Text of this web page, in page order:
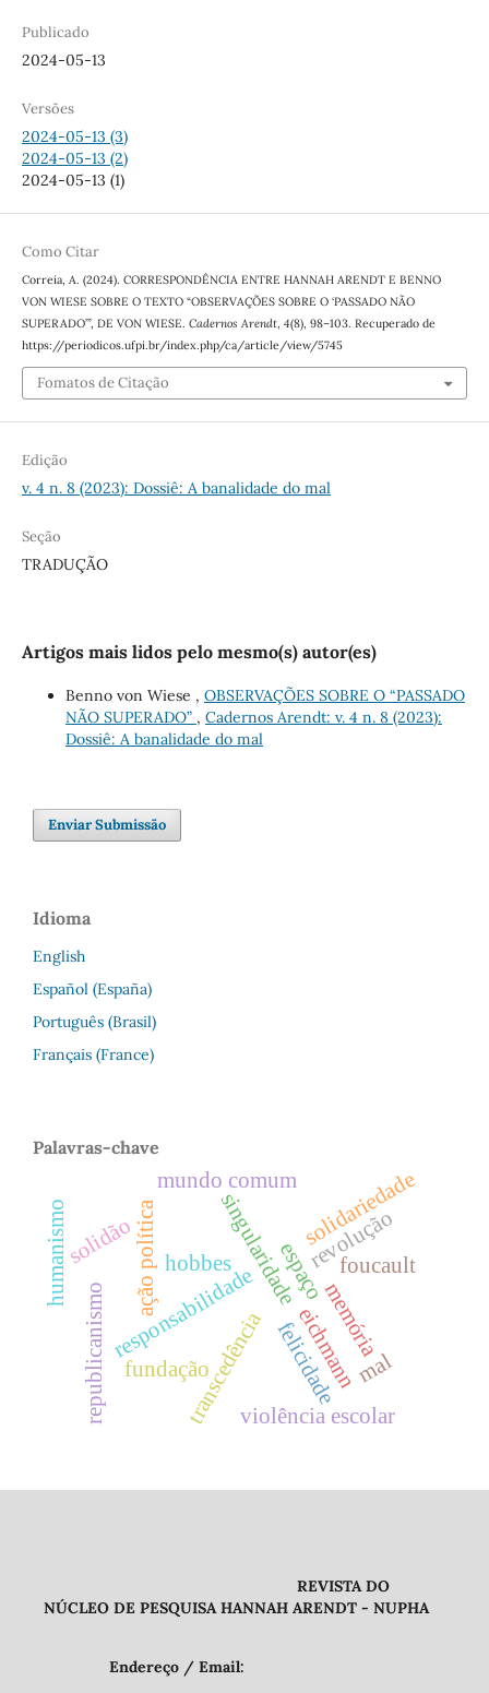
Publicado
2024-05-13
Versões
2024-05-13 (3)
2024-05-13 (2)
2024-05-13 (1)
Como Citar
Correia, A. (2024). CORRESPONDÊNCIA ENTRE HANNAH ARENDT E BENNO
VON WIESE SOBRE O TEXTO “OBSERVAÇÕES SOBRE O ‘PASSADO NÃO
SUPERADO’”, DE VON WIESE. Cadernos Arendt, 4(8), 98–103. Recuperado de
https://periodicos.ufpi.br/index.php/ca/article/view/5745
Fomatos de Citação
Edição
v. 4 n. 8 (2023): Dossiê: A banalidade do mal
Seção
TRADUÇÃO
Artigos mais lidos pelo mesmo(s) autor(es)
Benno von Wiese , OBSERVAÇÕES SOBRE O “PASSADO
NÃO SUPERADO” , Cadernos Arendt: v. 4 n. 8 (2023):
Dossiê: A banalidade do mal
Enviar Submissão
Idioma
English
Español (España)
Português (Brasil)
Français (France)
Palavras-chave
fundação felicidade
espaço
singularidade
responsabilidade
revolução
transcedência
ação política solidariedade
solidão
mundo comum
violência escolar
foucault
republicanismo
hobbes
eichmann
memória
humanismo
mal
REVISTA DO
NÚCLEO DE PESQUISA HANNAH ARENDT - NUPHA
Endereço / Email: